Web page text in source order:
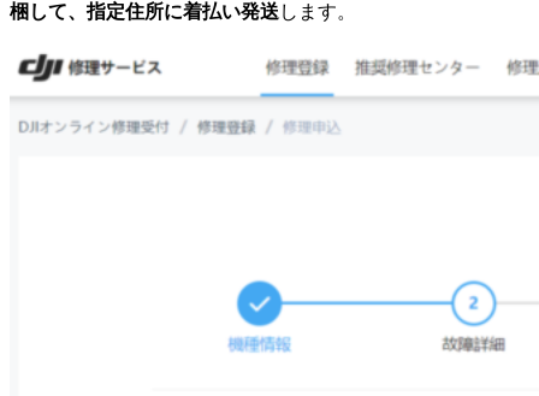
梱して、指定住所に着払い発送 します。